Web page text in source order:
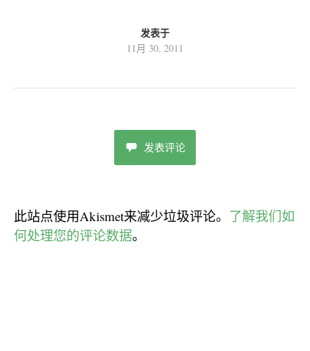
发表于
11月 30, 2011
发表评论
此站点使用Akismet来减少垃圾评论。 了解我们如
何处理您的评论数据。